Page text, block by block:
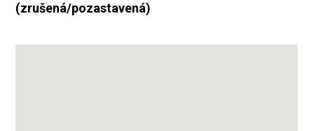
(zrušená/pozastavená)